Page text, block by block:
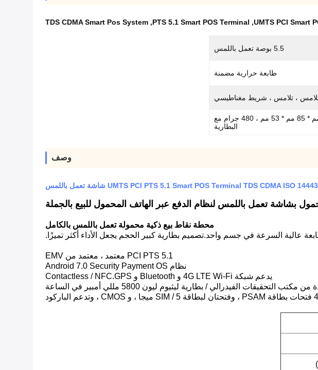
UMTS PCI Smart
,
PTS 5.1 Smart POS Terminal
,
TDS CDMA Smart Pos System
5.5 بوصة تعمل باللمس
طابعة حرارية مضمنة
، تلامس ، شريط مغناطيسي
203 مم * 85 مم * 53 مم ، 480 جرام مع
البطارية
وصف
UMTS PCI PTS 5.1 Smart POS Terminal TDS CDMA ISO 14443 شاشة تعمل باللمس
محطة نقاط بيع ذكية محمولة تعمل باللمس بالكامل
PCI PTS 5.1 معتمد ، معتمد من EMV
نظام Android 7.0 Security Payment OS
يدعم شبكة 4G LTE Wi-Fi و Bluetooth و Contactless / NFC.GPS
التحقيقات الفيدرالي / بطارية ليثيوم ليون 5800 مللي أمبير في الساعة
4 فتحات بطاقة PSAM ، وفتحتان لبطاقة SIM / 5 ميجا ، و CMOS ، وتدعم الباركود